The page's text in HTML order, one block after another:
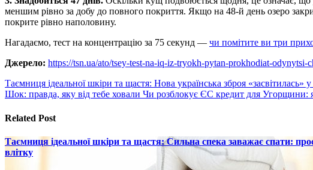
меншим рівно за добу до повного покриття. Якщо на 48-й день озеро
покрите рівно наполовину.
Нагадаємо, тест на концентрацію за 75 секунд — чи помітите ви три
Джерело: https://tsn.ua/ato/tsey-test-na-iq-iz-tryokh-pytan-prokhodiat-odynytsi-
Навигация
по
записям
Таємниця ідеальної шкіри та щастя: Нова українська зброя
Шок: правда, яку від тебе ховали Чи розблокує ЄС кредит для Угорщини:
Related Post
Таємниця ідеальної шкіри та щастя: Сильна спека заважає спати:
влітку